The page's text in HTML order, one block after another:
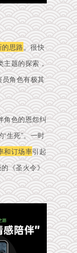
思路。很快
主题的探索，
员角色有极其
角色的恩怨纠
生死”。一时
和订场率引起
《圣火令》